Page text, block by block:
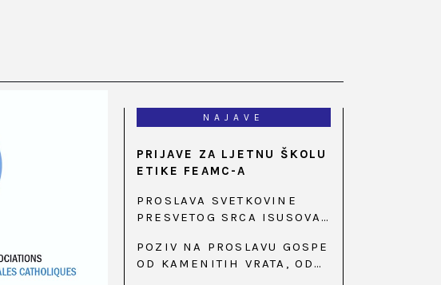
NAJAVE
PRIJAVE ZA LJETNU ŠKOLU
ETIKE FEAMC-A
PROSLAVA SVETKOVINE
PRESVETOG SRCA ISUSOVA
PALMOTIĆEVOJ
POZIV NA PROSLAVU GOSPE
OD KAMENITIH VRATA, OD